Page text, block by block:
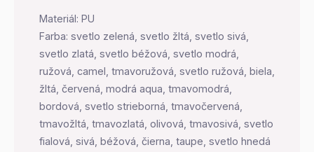
Materiál: PU
Farba: svetlo zelená, svetlo žltá, svetlo sivá,
svetlo zlatá, svetlo béžová, svetlo modrá,
ružová, camel, tmavoružová, svetlo ružová, biela,
žltá, červená, modrá aqua, tmavomodrá,
bordová, svetlo strieborná, tmavočervená,
tmavožltá, tmavozlatá, olivová, tmavosivá, svetlo
fialová, sivá, béžová, čierna, taupe, svetlo hnedá